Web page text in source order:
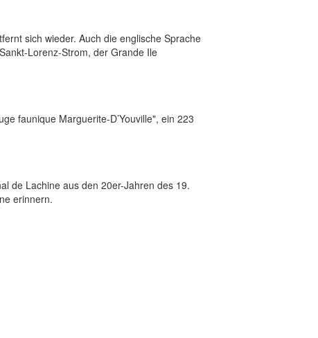
sich wieder. Auch die englische Sprache
Lorenz-Strom, der Grande Ile
faunique Marguerite-D’Youville", ein 223
de Lachine aus den 20er-Jahren des 19.
erinnern.